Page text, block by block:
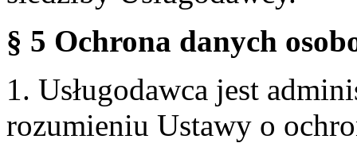
§ 5 Ochrona danych
1. Usługodawca jest
rozumieniu Ustawy o